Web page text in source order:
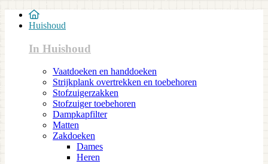
Huishoud
In Huishoud
Vaatdoeken en handdoeken
Strijkplank overtrekken en toebehoren
Stofzuigerzakken
Stofzuiger toebehoren
Dampkapfilter
Matten
Zakdoeken
Dames
Heren